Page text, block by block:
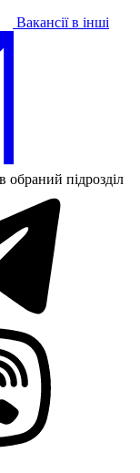
Вакансії в інші
обраний підрозділ